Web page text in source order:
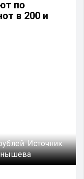
по
в 200 и
Источник: